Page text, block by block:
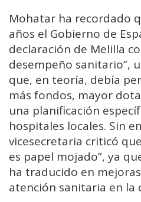
Mohatar ha recordado
años el Gobierno de
declaración de Melilla
desempeño sanitario”,
que, en teoría, debía
más fondos, mayor
una planificación
hospitales locales. Sin
vicesecretaria criticó
es papel mojado”, ya
ha traducido en
atención sanitaria en la